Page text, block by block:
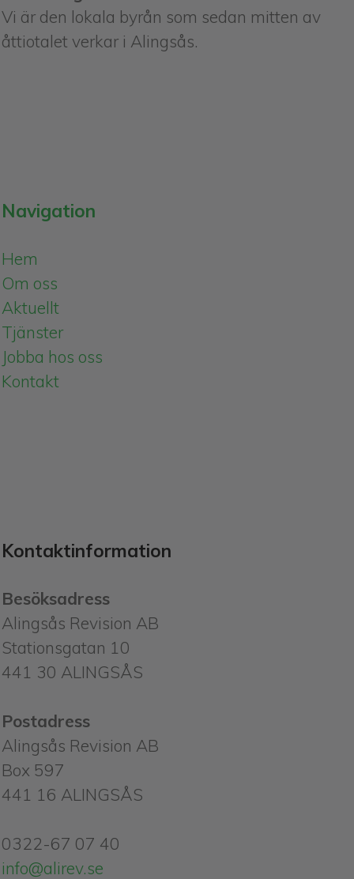
Vi är den lokala byrån som sedan mitten av
åttiotalet verkar i Alingsås.
Navigation
Hem
Om oss
Aktuellt
Tjänster
Jobba hos oss
Kontakt
Kontaktinformation
Besöksadress
Alingsås Revision AB
Stationsgatan 10
441 30 ALINGSÅS
Postadress
Alingsås Revision AB
Box 597
441 16 ALINGSÅS
0322-67 07 40
info@alirev.se